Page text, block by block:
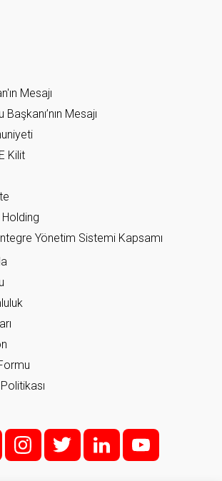
Mesajı
Mesajı
Kilit
Holding
Yönetim Sistemi Kapsamı
i; t l y